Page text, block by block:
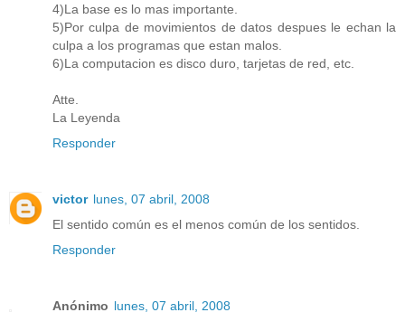
4)La base es lo mas importante.
5)Por culpa de movimientos de datos despues le echan la
culpa a los programas que estan malos.
6)La computacion es disco duro, tarjetas de red, etc.
Atte.
La Leyenda
Responder
victor lunes, 07 abril, 2008
El sentido común es el menos común de los sentidos.
Responder
Anónimo lunes, 07 abril, 2008